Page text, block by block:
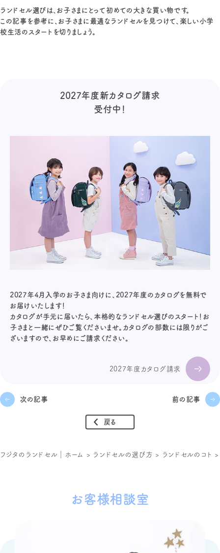
ランドセル選びは、お子さまにとって初めての大きな買い物です。
この記事を参考に、お子さまに最適なランドセルを見つけて、楽しい小学
校生活のスタートを切りましょう。
2027年度新カタログ請求
受付中！
2027年4月入学のお子さま向けに、2027年度のカタログを無料で
お届けいたします！
カタログが手元に届いたら、本格的なランドセル選びのスタート！お
子さまと一緒にぜひご覧くださいませ。カタログの部数には限りがご
ざいますので、お早めにご請求ください。
2027年度カタログ請求
次の記事 前の記事
戻る
フジタのランドセル｜ホーム > ランドセルの選び方 > ランドセルのコト
お客様相談室